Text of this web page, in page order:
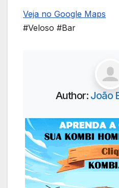
Veja no Google Maps
#Veloso #Bar
Author: João